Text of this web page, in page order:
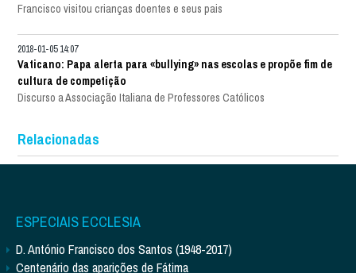
Francisco visitou crianças doentes e seus pais
2018-01-05 14:07
Vaticano: Papa alerta para «bullying» nas escolas e propõe fim de
cultura de competição
Discurso a Associação Italiana de Professores Católicos
Relacionadas
ESPECIAIS ECCLESIA
D. António Francisco dos Santos (1948-2017)
Centenário das aparições de Fátima